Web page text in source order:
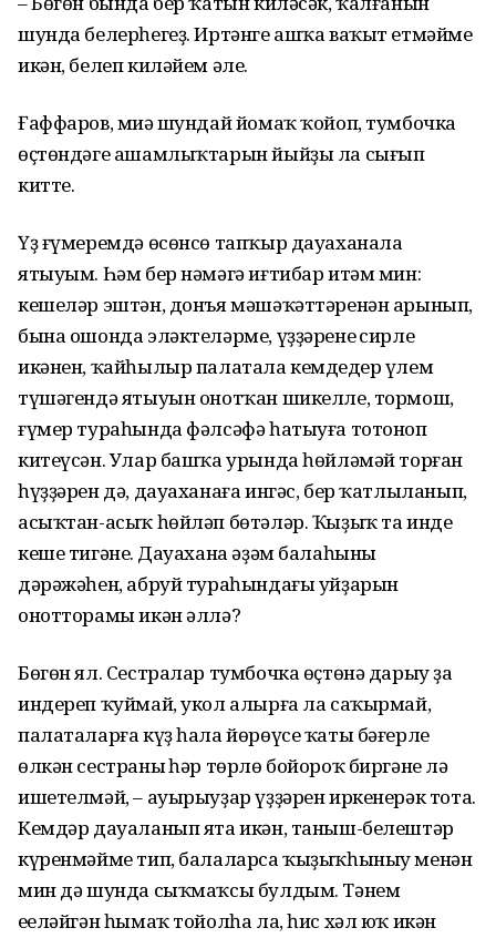
шунда белерһегеҙ. Иртәнге ашҡа ваҡыт етмәйме
икән, белеп киләйем әле.
Ғаффаров, миңә шундай йомаҡ ҡойоп, тумбочка
өҫтөндәге ашамлыҡтарын йыйҙы ла сығып
китте.
Үҙ ғүмеремдә өсөнсө тапҡыр дауаханала
ятыуым. Һәм бер нәмәгә иғтибар итәм мин:
кешеләр эштән, донъя мәшәҡәттәренән арынып,
бына ошонда эләктеләрме, үҙҙәренең сирле
икәнен, ҡайһылыр палатала кемдеңдер үлем
түшәгендә ятыуын онотҡан шикелле, тормош,
ғүмер тураһында фәлсәфә һатыуға тотоноп
китеүсән. Улар башҡа урында һөйләмәй торған
һүҙҙәрен дә, дауаханаға ингәс, бер ҡатлыланып,
асыҡтан-асыҡ һөйләп бөтәләр. Ҡыҙыҡ та инде
кеше тигәнең. Дауахана әҙәм балаһының
дәрәжәһен, абруй тураһындағы уйҙарын
онотторамы икән әллә?
Бөгөн ял. Сестралар тумбочка өҫтөнә дарыу ҙа
индереп ҡуймай, укол алырға ла саҡырмай,
палаталарға күҙ һала йөрөүсе ҡаты бәғерле
өлкән сестраның һәр төрлө бойороҡ биргәне лә
ишетелмәй, – ауырыуҙар үҙҙәрен иркенерәк тота.
Кемдәр дауаланып ята икән, таныш-белештәр
күренмәйме тип, балаларса ҡыҙыҡһыныу менән
мин дә шунда сыҡмаҡсы булдым. Тәнем
еңеләйгән һымаҡ тойолһа ла, һис хәл юҡ икән